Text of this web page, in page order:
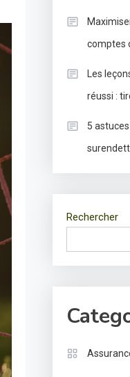
comptes
Les
réussi :
5
Rechercher